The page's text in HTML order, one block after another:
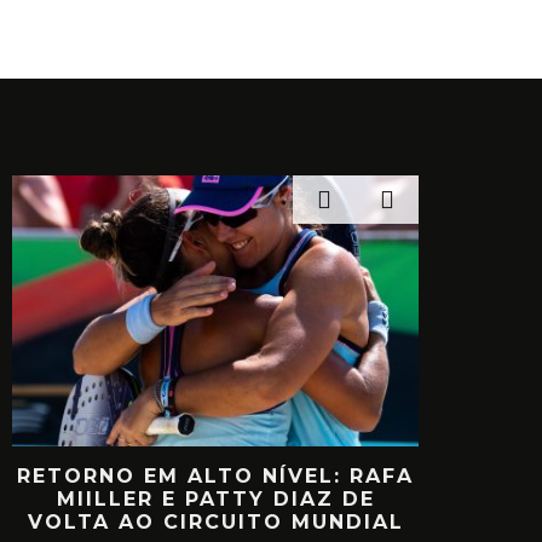
RETORNO EM ALTO NÍVEL: RAFA
MIILLER E PATTY DIAZ DE
VOLTA AO CIRCUITO MUNDIAL